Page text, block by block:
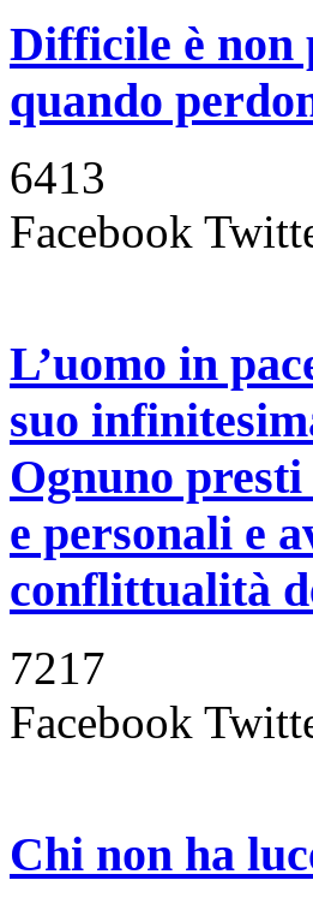
Difficile è non
quando
6413
Facebook
L’uomo in
suo
Ognuno
e personali e
conflittualità
7217
Facebook
Chi non ha